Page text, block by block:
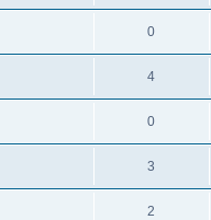
0
4
0
3
2